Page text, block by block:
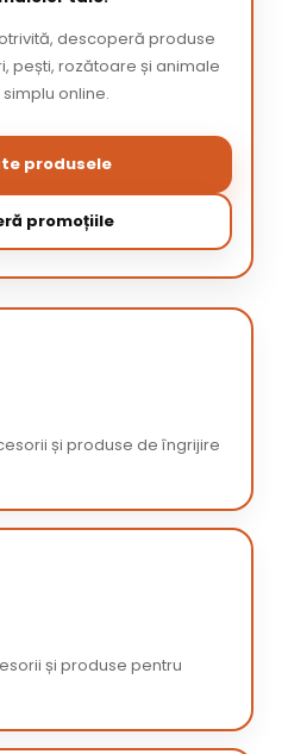
descoperă produse
pești, rozătoare și animale
online.
produsele
promoțiile
și produse de îngrijire
și produse pentru